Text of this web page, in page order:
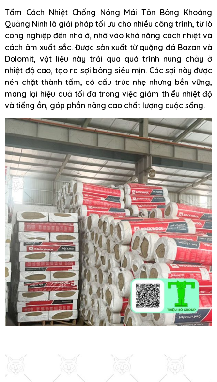
Tấm Cách Nhiệt Chống Nóng Mái Tôn Bông Khoáng
Quảng Ninh là giải pháp tối ưu cho nhiều công trình, từ lò
công nghiệp đến nhà ở, nhờ vào khả năng cách nhiệt và
cách âm xuất sắc. Được sản xuất từ quặng đá Bazan và
Dolomit, vật liệu này trải qua quá trình nung chảy ở
nhiệt độ cao, tạo ra sợi bông siêu mịn. Các sợi này được
nén chặt thành tấm, có cấu trúc nhẹ nhưng bền vững,
mang lại hiệu quả tối đa trong việc giảm thiểu nhiệt độ
và tiếng ồn, góp phần nâng cao chất lượng cuộc sống.